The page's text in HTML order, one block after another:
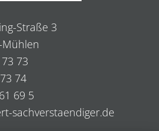
Straße 3
73
74
69 5
sachverstaendiger.de